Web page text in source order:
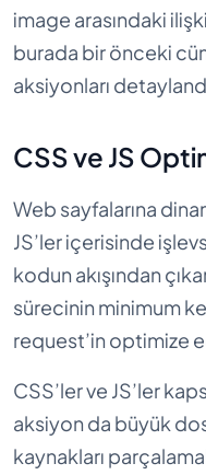
image arasındaki
burada bir önceki
aksiyonları
CSS ve JS
Web sayfalarına
JS’ler içerisinde
kodun akışından
sürecinin minimum
request’in optimize
CSS’ler ve JS’ler
aksiyon da büyük
kaynakları